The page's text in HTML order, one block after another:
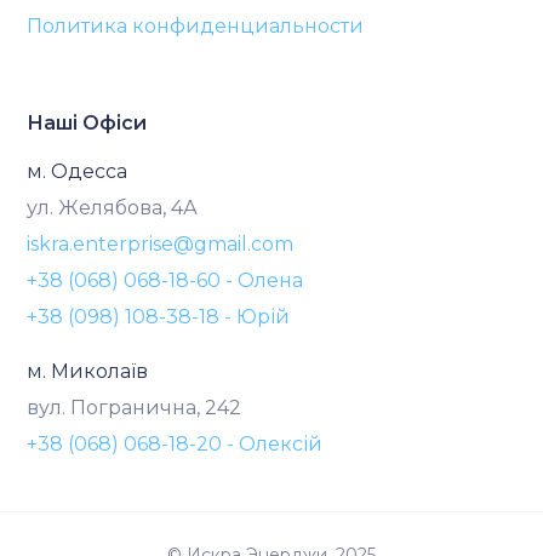
Политика конфиденциальности
Наші Офіси
м. Одесса
ул. Желябова, 4А
iskra.enterprise@gmail.com
+38 (068) 068-18-60 - Олена
+38 (098) 108-38-18 - Юрій
м. Миколаїв
вул. Погранична, 242
+38 (068) 068-18-20 - Олексій